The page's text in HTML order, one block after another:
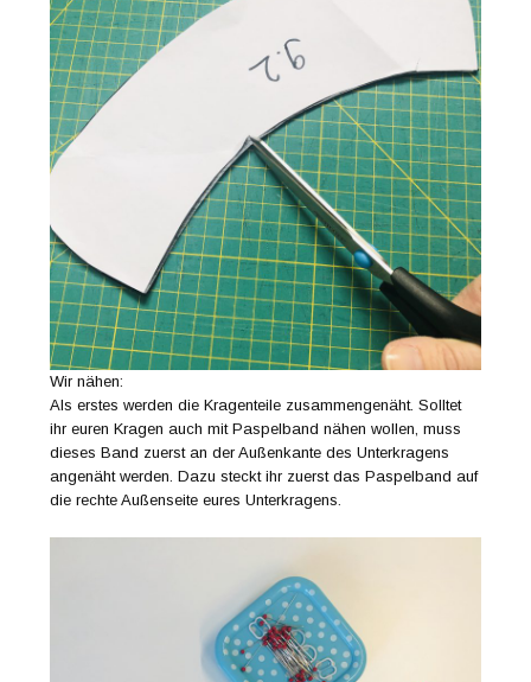
Wir nähen:
Als erstes werden die Kragenteile zusammengenäht. Solltet
ihr euren Kragen auch mit Paspelband nähen wollen, muss
dieses Band zuerst an der Außenkante des Unterkragens
angenäht werden. Dazu steckt ihr zuerst das Paspelband auf
die rechte Außenseite eures Unterkragens.